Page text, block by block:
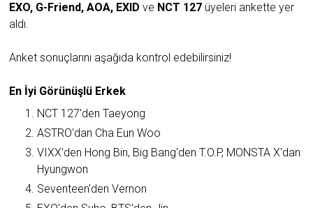
EXO, G-Friend, AOA, EXID ve NCT 127 üyeleri ankette yer
aldı.
Anket sonuçlarını aşağıda kontrol edebilirsiniz!
En İyi Görünüşlü Erkek
NCT 127'den Taeyong
ASTRO'dan Cha Eun Woo
VIXX'den Hong Bin, Big Bang'den T.O.P, MONSTA X'dan
Hyungwon
Seventeen'den Vernon